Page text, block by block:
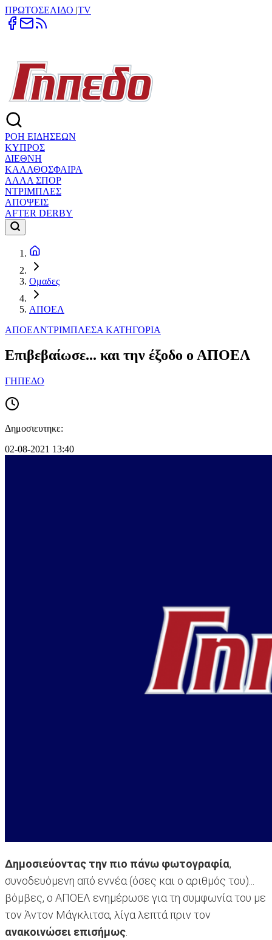
ΠΡΩΤΟΣΕΛΙΔΟ |TV
ΡΟΗ ΕΙΔΗΣΕΩΝ
ΚΥΠΡΟΣ
ΔΙΕΘΝΗ
ΚΑΛΑΘΟΣΦΑΙΡΑ
ΑΛΛΑ ΣΠΟΡ
ΝΤΡΙΜΠΛΕΣ
ΑΠΟΨΕΙΣ
AFTER DERBY
Ομαδες
ΑΠΟΕΛ
ΑΠΟΕΛΝΤΡΙΜΠΛΕΣΑ ΚΑΤΗΓΟΡΙΑ
Επιβεβαίωσε... και την έξοδο ο ΑΠΟΕΛ
ΓΗΠΕΔΟ
Δημοσιευτηκε:
02-08-2021 13:40
Δημοσιεύοντας την πιο πάνω φωτογραφία,
συνοδευόμενη από εννέα (όσες και ο αριθμός του)...
βόμβες, ο ΑΠΟΕΛ ενημέρωσε για τη συμφωνία του με
τον Άντον Μάγκλιτσα, λίγα λεπτά πριν τον
ανακοινώσει επισήμως.